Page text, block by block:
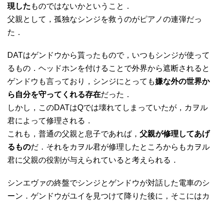
現した ものではないかということ．
父親として，孤独なシンジを救うのがピアノの連弾だっ
た．
DATはゲンドウから貰ったもので，いつもシンジが使って
るもの．ヘッドホンを付けることで外界から遮断されると
ゲンドウも言っており，シンジにとっても嫌な外の世界か
ら自分を守ってくれる存在だった．
しかし，このDATはQでは壊れてしまっていたが，カヲル
君によって修理される．
これも，普通の父親と息子であれば， 父親が修理してあげ
るものだ．それをカヲル君が修理したところからもカヲル
君に父親の役割が与えられていると考えられる．
シンエヴァの終盤でシンジとゲンドウが対話した電車のシ
ーン．ゲンドウがユイを見つけて降りた後に，そこにはカ